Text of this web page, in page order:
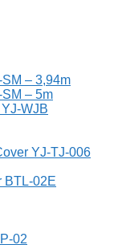
– 3,94m
– 5m
WJB
YJ-TJ-006
BTL-02E
02